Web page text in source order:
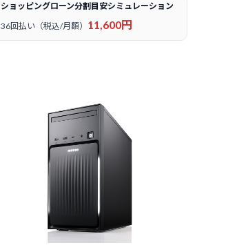
ショッピングローン分割目安シミュレーション
36回払い（税込/月額） 11,600円